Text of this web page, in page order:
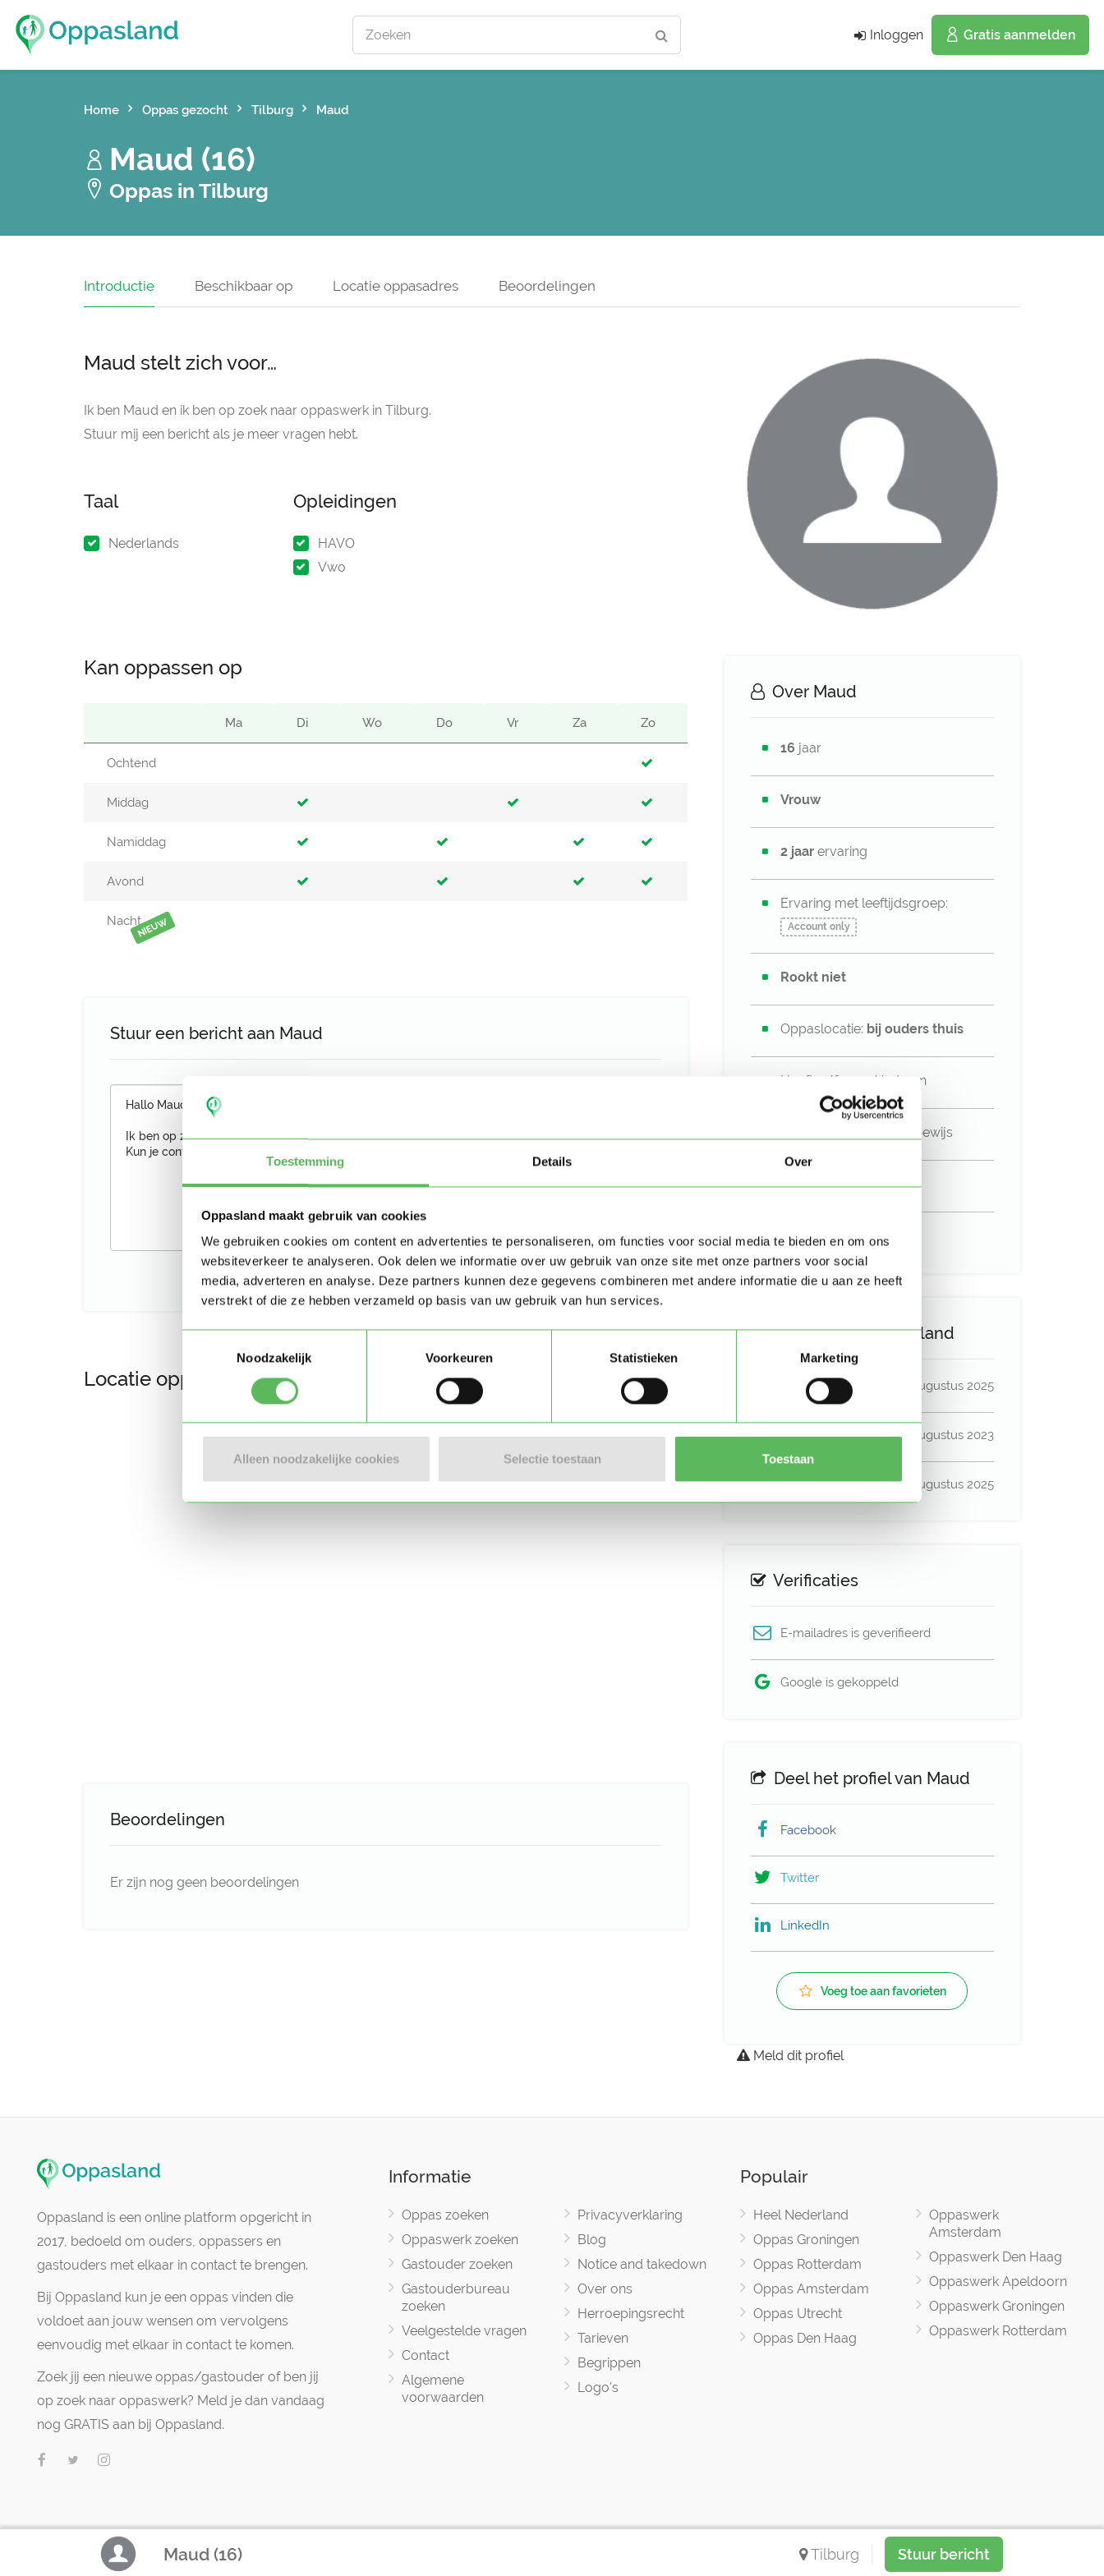
Toestemming Details Over
Oppasland maakt gebruik van cookies
We gebruiken cookies om content en advertenties te personaliseren, om functies voor social media te bieden en om ons
websiteverkeer te analyseren. Ook delen we informatie over uw gebruik van onze site met onze partners voor social
media, adverteren en analyse. Deze partners kunnen deze gegevens combineren met andere informatie die u aan ze heeft
verstrekt of die ze hebben verzameld op basis van uw gebruik van hun services.
Noodzakelijk
Voorkeuren Statistieken Marketing
Alleen noodzakelijke cookies Selectie toestaan Toestaan
Zoeken Inloggen Gratis aanmelden
Home Oppas gezocht Tilburg Maud
Maud (16)
Oppas in Tilburg
Introductie Beschikbaar op Locatie oppasadres Beoordelingen
Over Maud
16 jaar
Vrouw
2 jaar ervaring
Ervaring met leeftijdsgroep:
Account only
Rookt niet
Oppaslocatie: bij ouders thuis
Heeft zelf geen kinderen
Niet in bezit van een rijbewijs
Geen auto beschikbaar
Uurtarief: Account only
Activiteit op Oppasland
Laatste activiteit 17 augustus 2025
Lid sinds 29 augustus 2023
Profiel bijgewerkt 17 augustus 2025
Verificaties
E-mailadres is geverifieerd
Google is gekoppeld
Deel het profiel van Maud
Facebook
Twitter
LinkedIn
Voeg toe aan favorieten
Meld dit profiel
Maud stelt zich voor…
Ik ben Maud en ik ben op zoek naar oppaswerk in Tilburg.
Stuur mij een bericht als je meer vragen hebt.
Taal
Nederlands
Opleidingen
HAVO
Vwo
Kan oppassen op
Ma Di Wo Do Vr Za Zo
Ochtend
Middag
Namiddag
Avond
NachtNIEUW
Stuur een bericht aan Maud
Locatie oppasadres (Tilburg)
Beoordelingen
Er zijn nog geen beoordelingen
Maud (16) Tilburg Stuur bericht
Oppasland is een online platform opgericht in
2017, bedoeld om ouders, oppassers en
gastouders met elkaar in contact te brengen.
Bij Oppasland kun je een oppas vinden die
voldoet aan jouw wensen om vervolgens
eenvoudig met elkaar in contact te komen.
Zoek jij een nieuwe oppas/gastouder of ben jij
op zoek naar oppaswerk? Meld je dan vandaag
nog GRATIS aan bij Oppasland.
Informatie
Oppas zoeken
Oppaswerk zoeken
Gastouder zoeken
Gastouderbureau
zoeken
Veelgestelde vragen
Contact
Algemene
voorwaarden
Privacyverklaring
Blog
Notice and takedown
Over ons
Herroepingsrecht
Tarieven
Begrippen
Logo's
Populair
Heel Nederland
Oppas Groningen
Oppas Rotterdam
Oppas Amsterdam
Oppas Utrecht
Oppas Den Haag
Oppaswerk
Amsterdam
Oppaswerk Den Haag
Oppaswerk Apeldoorn
Oppaswerk Groningen
Oppaswerk Rotterdam